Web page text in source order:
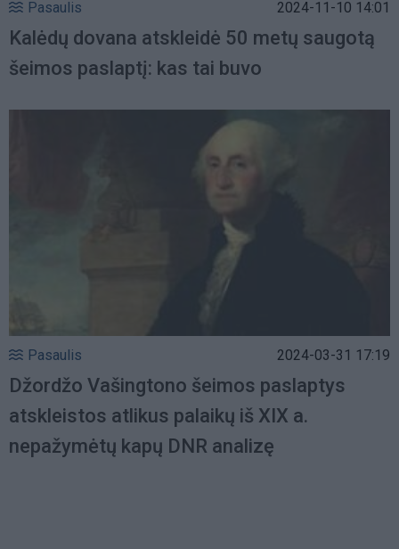
Pasaulis 2024-11-10 14:01
Kalėdų dovana atskleidė 50 metų saugotą
šeimos paslaptį: kas tai buvo
Pasaulis 2024-03-31 17:19
Džordžo Vašingtono šeimos paslaptys
atskleistos atlikus palaikų iš XIX a.
nepažymėtų kapų DNR analizę